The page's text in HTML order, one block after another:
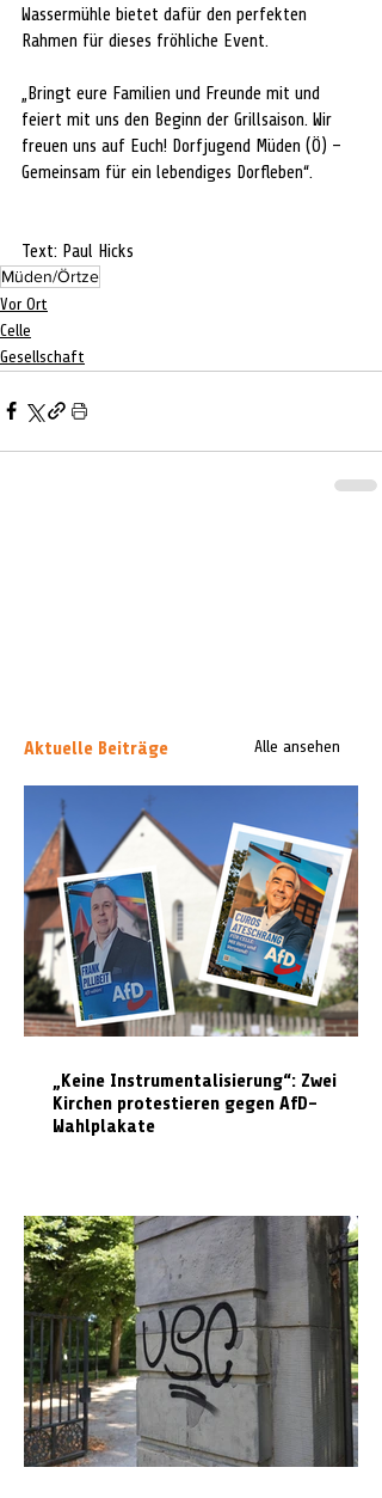
Wassermühle bietet dafür den perfekten
Rahmen für dieses fröhliche Event.
„Bringt eure Familien und Freunde mit und
feiert mit uns den Beginn der Grillsaison. Wir
freuen uns auf Euch! Dorfjugend Müden (Ö) –
Gemeinsam für ein lebendiges Dorfleben“.
Text: Paul Hicks
Müden/Örtze
Vor Ort
Celle
Gesellschaft
Aktuelle Beiträge Alle ansehen
„Keine Instrumentalisierung“: Zwei
Kirchen protestieren gegen AfD-
Wahlplakate